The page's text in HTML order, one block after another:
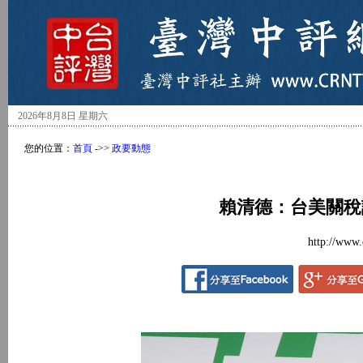
2026年8月8日 星期六
您的位置： 首頁 ->> 政要動態
賴清德：台美關
http://